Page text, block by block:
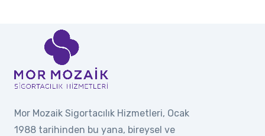
Mor Mozaik Sigortacılık Hizmetleri, Ocak
1988 tarihinden bu yana, bireysel ve